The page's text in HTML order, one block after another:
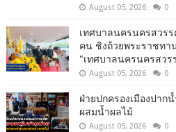
August 05, 2026 0
เทศบาลนครนครสวร
คน ชิงถ้วยพระราชทา
"เทศบาลนครนครสวร
August 05, 2026 0
ฝ่ายปกครองเมืองปา
ผสมน้ำผลไม้
August 05, 2026 0